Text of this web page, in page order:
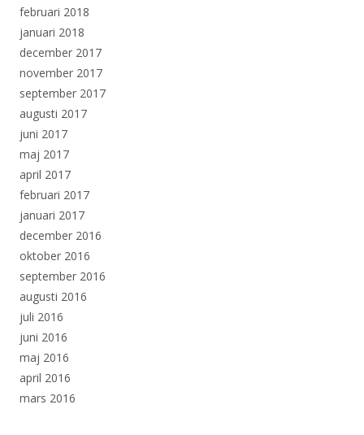
februari 2018
januari 2018
december 2017
november 2017
september 2017
augusti 2017
juni 2017
maj 2017
april 2017
februari 2017
januari 2017
december 2016
oktober 2016
september 2016
augusti 2016
juli 2016
juni 2016
maj 2016
april 2016
mars 2016